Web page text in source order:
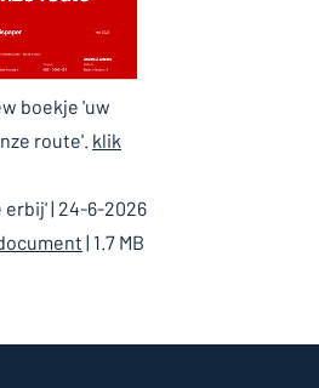
boekje 'uw
route'. klik
erbij' | 24-6-2026
| 1.7 MB